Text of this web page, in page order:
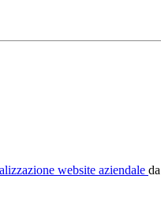
website aziendale